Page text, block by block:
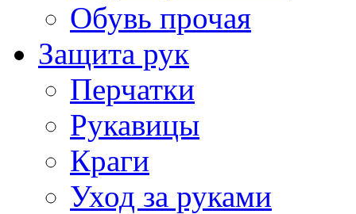
Обувь прочая
Защита рук
Перчатки
Рукавицы
Краги
Уход за руками